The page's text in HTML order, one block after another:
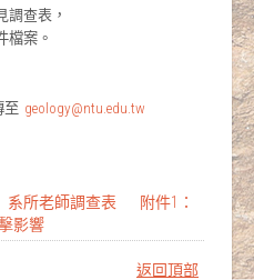
調查表 ，
檔案。
至 geology@ntu.edu.tw
系所老師調查表
附件1：
影響
返回頂部